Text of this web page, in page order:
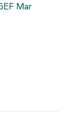
Mar